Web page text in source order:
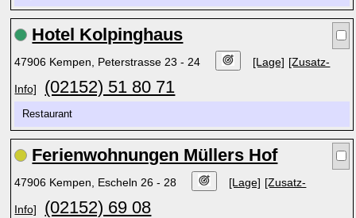
Hotel Kolpinghaus
47906 Kempen, Peterstrasse 23 - 24 [Lage] [Zusatz-
Info] (02152) 51 80 71
Restaurant
Ferienwohnungen Müllers Hof
47906 Kempen, Escheln 26 - 28 [Lage] [Zusatz-
Info] (02152) 69 08